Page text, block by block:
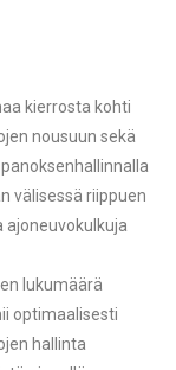
kierrosta kohti
nousuun sekä
välisessä riippuen
ajoneuvokulkuja
lukumäärä
optimaalisesti
hallinta